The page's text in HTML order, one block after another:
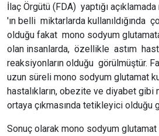
İlaç Örgütü (FDA) yaptığı
'ın belli miktarlarda kullanıldığında
olduğu fakat mono sodyum
olan insanlarda, özellikle astım
reaksiyonların olduğu görülmüştür.
uzun süreli mono sodyum glutamat
hastalıkların, obezite ve diyabet gibi
ortaya çıkmasında tetikleyici olduğu
Sonuç olarak mono sodyum glutamat